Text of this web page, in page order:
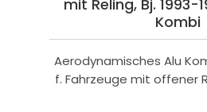
mit Reling, Bj. 1993-
Kombi
Aerodynamisches Alu
f. Fahrzeuge mit offener